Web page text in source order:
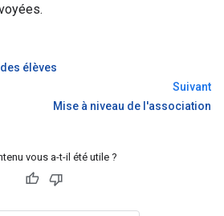
élèves
Suivant
Mise à niveau de l'association
vous a-t-il été utile ?